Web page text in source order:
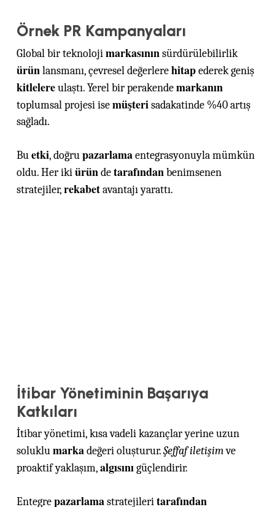
Örnek PR Kampanyaları
Global bir teknolojimarkasınınsürdürülebilirlik
ürünlansmanı, çevresel değerlerehitapederek geniş
kitlelereulaştı. Yerel bir perakendemarkanın
toplumsal projesi isemüşterisadakatinde %40 artış
sağladı.
Buetki, doğrupazarlamaentegrasyonuyla mümkün
oldu. Her ikiüründetarafındanbenimsenen
stratejiler,rekabetavantajı yarattı.
İtibar Yönetiminin Başarıya
Katkıları
İtibar yönetimi, kısa vadeli kazançlar yerine uzun
soluklumarkadeğeri oluşturur.Şeffaf iletişimve
proaktif yaklaşım,algısınıgüçlendirir.
Entegrepazarlamastratejileritarafından